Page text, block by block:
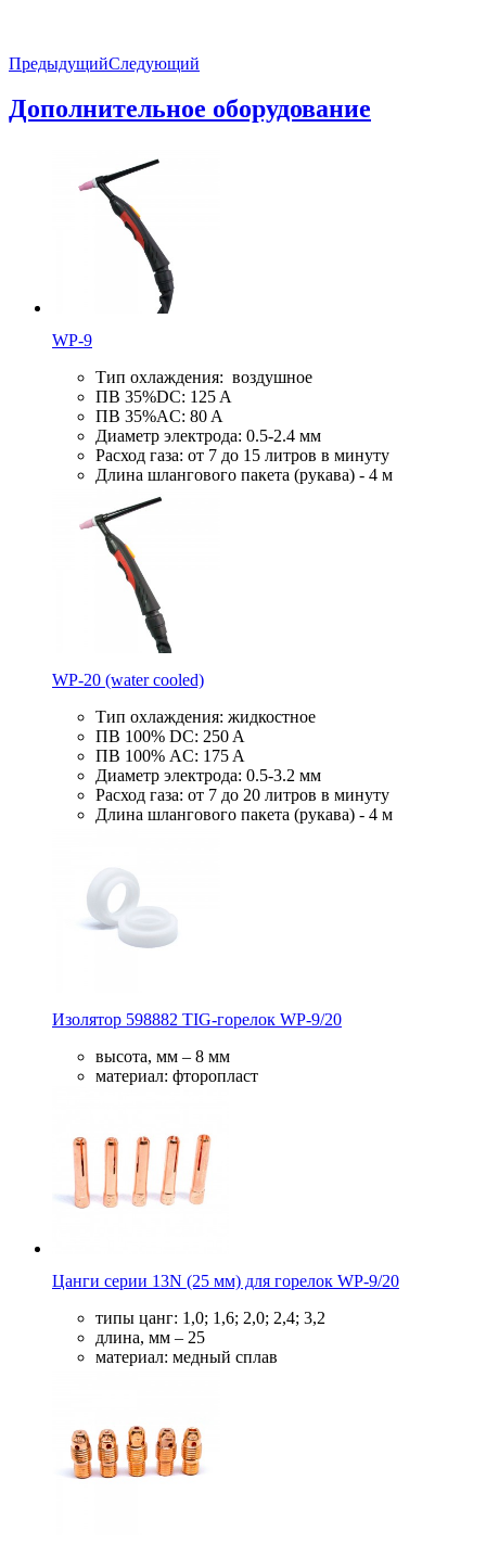
ПредыдущийСледующий
Дополнительное оборудование
WP-9
Тип охлаждения: воздушное
ПВ 35%DC: 125 A
ПВ 35%AC: 80 A
Диаметр электрода: 0.5-2.4 мм
Расход газа: от 7 до 15 литров в минуту
Длина шлангового пакета (рукава) - 4 м
WP-20 (water cooled)
Тип охлаждения: жидкостное
ПВ 100% DC: 250 A
ПВ 100% AC: 175 A
Диаметр электрода: 0.5-3.2 мм
Расход газа: от 7 до 20 литров в минуту
Длина шлангового пакета (рукава) - 4 м
Изолятор 598882 TIG-горелок WP-9/20
высота, мм – 8 мм
материал: фторопласт
Цанги серии 13N (25 мм) для горелок WP-9/20
типы цанг: 1,0; 1,6; 2,0; 2,4; 3,2
длина, мм – 25
материал: медный сплав